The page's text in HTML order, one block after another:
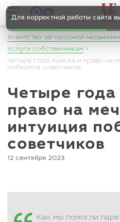
Для корректной работы сайта
Агентство загородной
Услуги собственникам
Четыре года поиска и право на
победила советчиков
Четыре года поиска и
право на
интуиция
советчиков
12 сентября 2023
Как мы помогли